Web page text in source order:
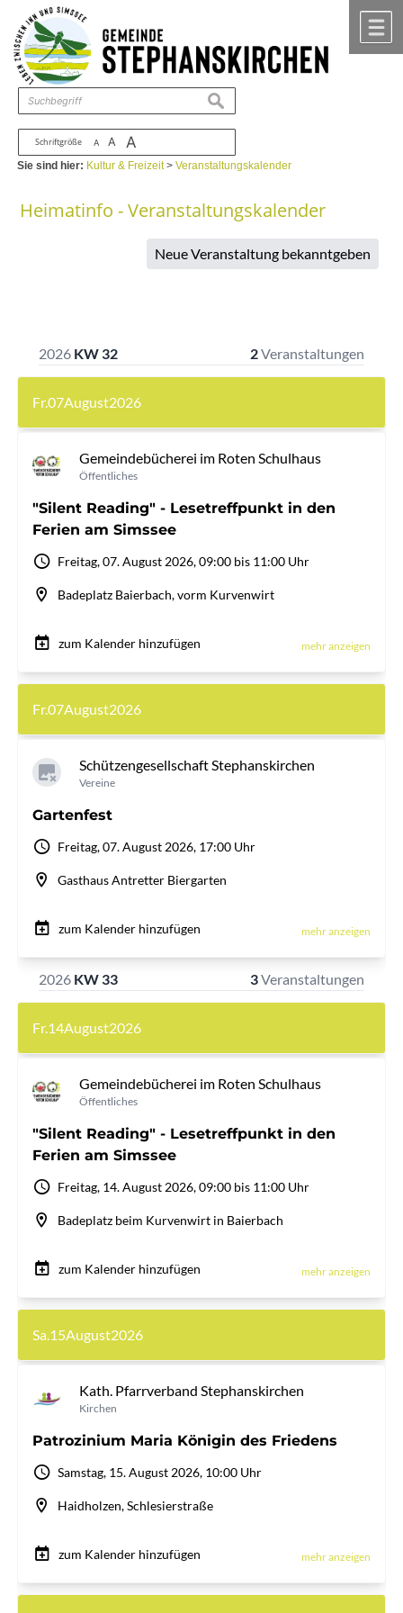
Zum Inhalt ,zur Navigation
Schriftgröße A A A
suchen
Sie sind hier: Kultur & Freizeit>Veranstaltungskalender
Heimatinfo - Veranstaltungskalender